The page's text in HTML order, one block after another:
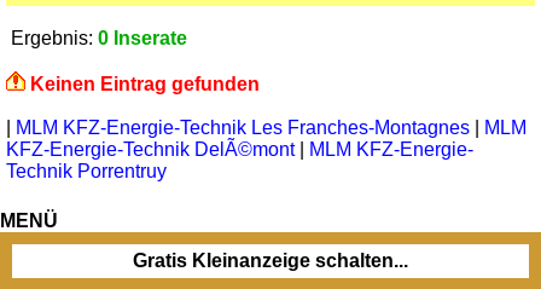
Ergebnis: 0 Inserate
Keinen Eintrag gefunden
MLM KFZ-Energie-Technik Les Franches-Montagnes
MLM
KFZ-Energie-Technik DelÃ©mont|
MLM KFZ-Energie-
Technik Porrentruy
MENÜ
Gratis Kleinanzeige schalten...